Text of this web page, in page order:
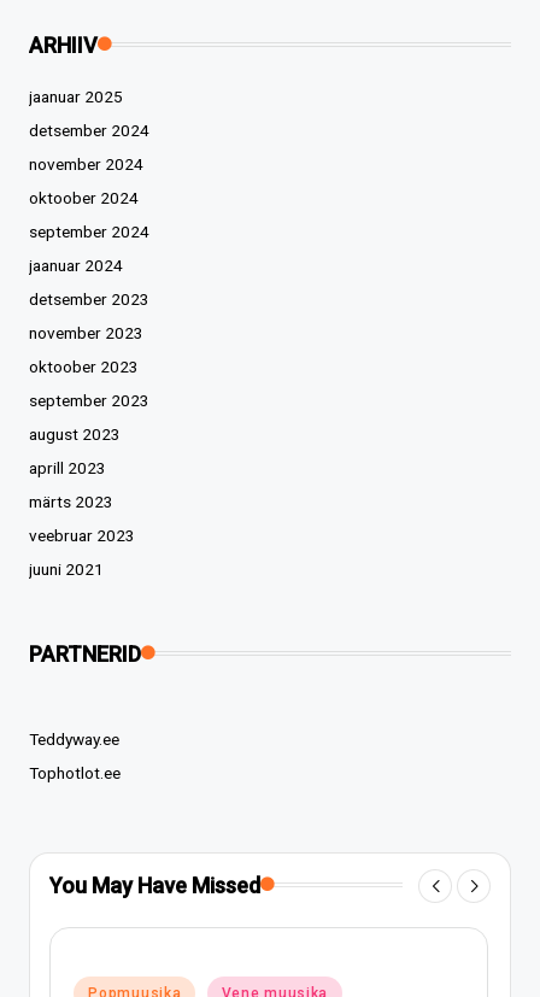
ARHIIV
jaanuar 2025
detsember 2024
november 2024
oktoober 2024
september 2024
jaanuar 2024
detsember 2023
november 2023
oktoober 2023
september 2023
august 2023
aprill 2023
märts 2023
veebruar 2023
juuni 2021
PARTNERID
Teddyway.ee
Tophotlot.ee
You May Have Missed